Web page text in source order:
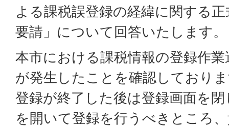
よる課税誤登録の経緯に関する
要請」について回答いたします。
本市における課税情報の登録作
が発生したことを確認しており
登録が終了した後は登録画面を
を開いて登録を行うべきところ